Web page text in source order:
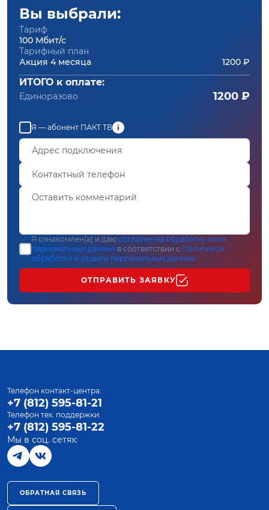
Вы выбрали:
Тариф
100 Мбит/с
Тарифный план
Акция 4 месяца
1200 ₽
ИТОГО к оплате:
Единоразово 1200 ₽
Я — абонент ПАКТ ТВ
Я ознакомлен(а) и даю согласие на обработку моих
персональных данных в соответствии с Политикой
обработки и защиты персональных данных
ОТПРАВИТЬ ЗАЯВКУ
Телефон контакт-центра:
+7 (812) 595-81-21
Телефон тех. поддержки:
+7 (812) 595-81-22
Мы в соц. сетях:
ОБРАТНАЯ СВЯЗЬ